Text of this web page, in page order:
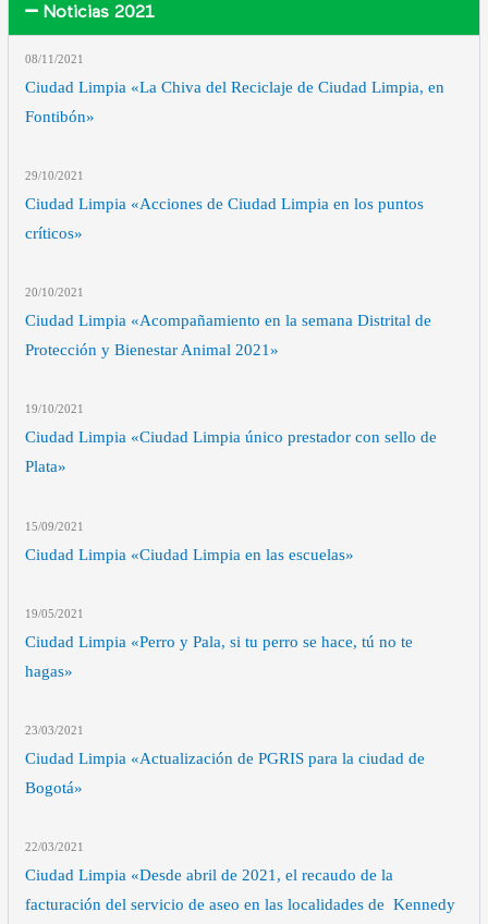
Noticias 2021
08/11/2021
Ciudad Limpia «La Chiva del Reciclaje de Ciudad Limpia, en
Fontibón»
29/10/2021
Ciudad Limpia «Acciones de Ciudad Limpia en los puntos
críticos»
20/10/2021
Ciudad Limpia «Acompañamiento en la semana Distrital de
Protección y Bienestar Animal 2021»
19/10/2021
Ciudad Limpia «Ciudad Limpia único prestador con sello de
Plata»
15/09/2021
Ciudad Limpia «Ciudad Limpia en las escuelas»
19/05/2021
Ciudad Limpia «Perro y Pala, si tu perro se hace, tú no te
hagas»
23/03/2021
Ciudad Limpia «Actualización de PGRIS para la ciudad de
Bogotá»
22/03/2021
Ciudad Limpia «Desde abril de 2021, el recaudo de la
facturación del servicio de aseo en las localidades de Kennedy